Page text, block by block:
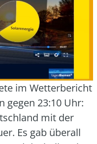
im Wet­ter­be­richt
gegen 23:10 Uhr:
mit der
Es gab über­all